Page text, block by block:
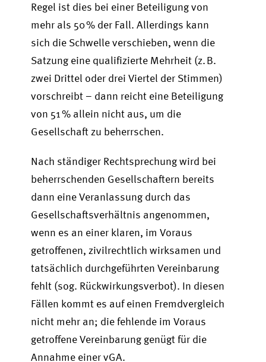
Regel ist dies bei einer Beteiligung von
mehr als 50 % der Fall. Allerdings kann
sich die Schwelle verschieben, wenn die
Satzung eine qualifizierte Mehrheit (z. B.
zwei Drittel oder drei Viertel der Stimmen)
vorschreibt – dann reicht eine Beteiligung
von 51 % allein nicht aus, um die
Gesellschaft zu beherrschen.
Nach ständiger Rechtsprechung wird bei
beherrschenden Gesellschaftern bereits
dann eine Veranlassung durch das
Gesellschaftsverhältnis angenommen,
wenn es an einer klaren, im Voraus
getroffenen, zivilrechtlich wirksamen und
tatsächlich durchgeführten Vereinbarung
fehlt (sog. Rückwirkungsverbot). In diesen
Fällen kommt es auf einen Fremdvergleich
nicht mehr an; die fehlende im Voraus
getroffene Vereinbarung genügt für die
Annahme einer vGA.